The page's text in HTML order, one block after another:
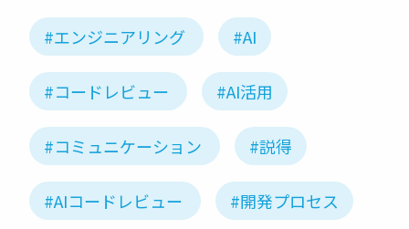
#エンジニアリング #AI
#コードレビュー #AI活用
#コミュニケーション #説得
#AIコードレビュー #開発プロセス